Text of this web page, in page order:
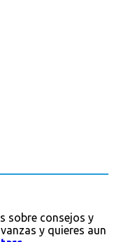
sobre consejos y
y quieres aun